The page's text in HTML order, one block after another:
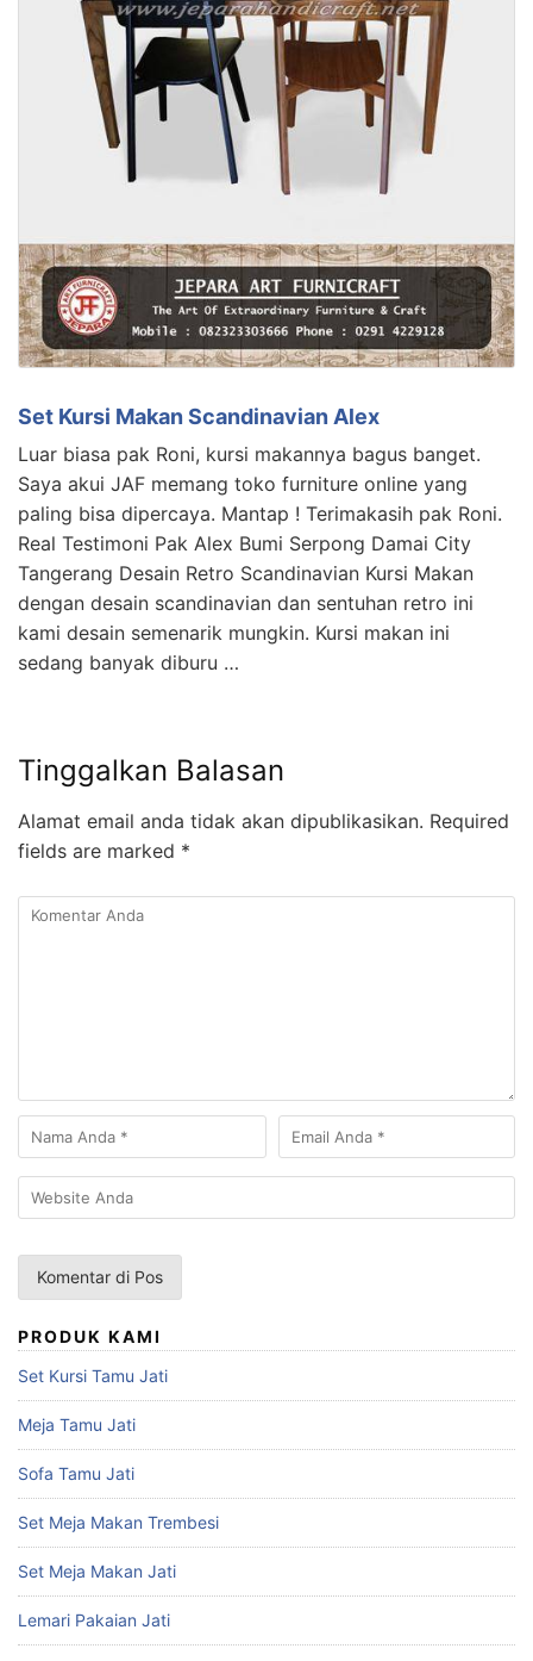
Set Kursi Makan Scandinavian Alex
Luar biasa pak Roni, kursi makannya bagus banget.
Saya akui JAF memang toko furniture online yang
paling bisa dipercaya. Mantap ! Terimakasih pak Roni.
Real Testimoni Pak Alex Bumi Serpong Damai City
Tangerang Desain Retro Scandinavian Kursi Makan
dengan desain scandinavian dan sentuhan retro ini
kami desain semenarik mungkin. Kursi makan ini
sedang banyak diburu …
Tinggalkan Balasan
Alamat email anda tidak akan dipublikasikan. Required
fields are marked *
PRODUK KAMI
Set Kursi Tamu Jati
Meja Tamu Jati
Sofa Tamu Jati
Set Meja Makan Trembesi
Set Meja Makan Jati
Lemari Pakaian Jati